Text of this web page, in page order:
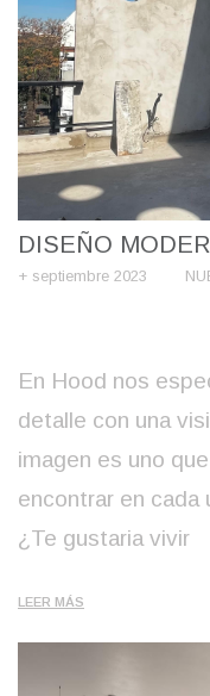
DISEÑO
+ septiembre 2023
En Hood nos
detalle con una
imagen es uno
encontrar en
¿Te gustaria vivir
LEER MÁS